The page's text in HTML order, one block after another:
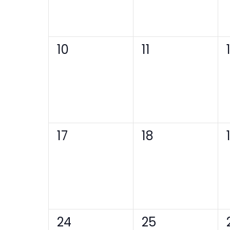
0
10
0
11
0
17
0
18
0
24
0
25